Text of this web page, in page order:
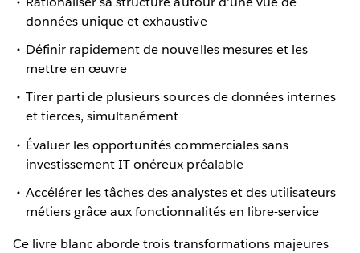
données unique et exhaustive
Définir rapidement de nouvelles mesures et les
mettre en œuvre
Tirer parti de plusieurs sources de données internes
et tierces, simultanément
Évaluer les opportunités commerciales sans
investissement IT onéreux préalable
Accélérer les tâches des analystes et des utilisateurs
métiers grâce aux fonctionnalités en libre-service
Ce livre blanc aborde trois transformations majeures